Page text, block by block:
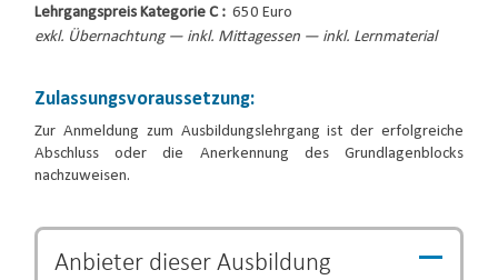
Lehrgangspreis Kategorie C : 650 Euro
exkl. Übernachtung — inkl. Mittagessen — inkl. Lernmaterial
Zulassungsvoraussetzung:
Zur Anmeldung zum Ausbildungslehrgang ist der erfolgreiche
Abschluss oder die Anerkennung des Grundlagenblocks
nachzuweisen.
Anbieter dieserAusbildung